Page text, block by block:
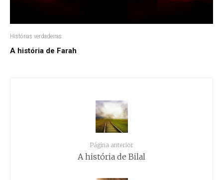
Histórias verdadeiras
A história de Farah
Página anterior
A história de Bilal